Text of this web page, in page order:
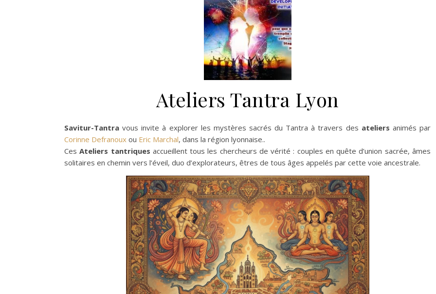
Ateliers Tantra Lyon
Savitur-Tantra vous invite à explorer les mystères sacrés du Tantra à travers des ateliers animés par
Corinne Defranoux ou Eric Marchal, dans la région lyonnaise..
CesAteliers tantriques accueillent tous les chercheurs de vérité : couples en quête d’union sacrée, âmes
solitaires en chemin vers l’éveil, duo d’explorateurs, êtres de tous âges appelés par cette voie ancestrale.